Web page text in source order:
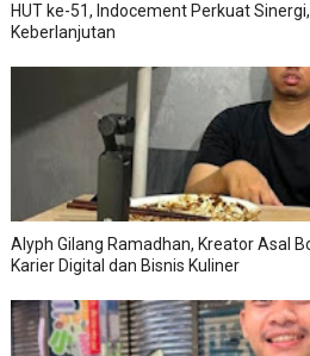
HUT ke-51, Indocement Perkuat
Keberlanjutan
Alyph Gilang Ramadhan, Kreator Asal
Karier Digital dan Bisnis Kuliner